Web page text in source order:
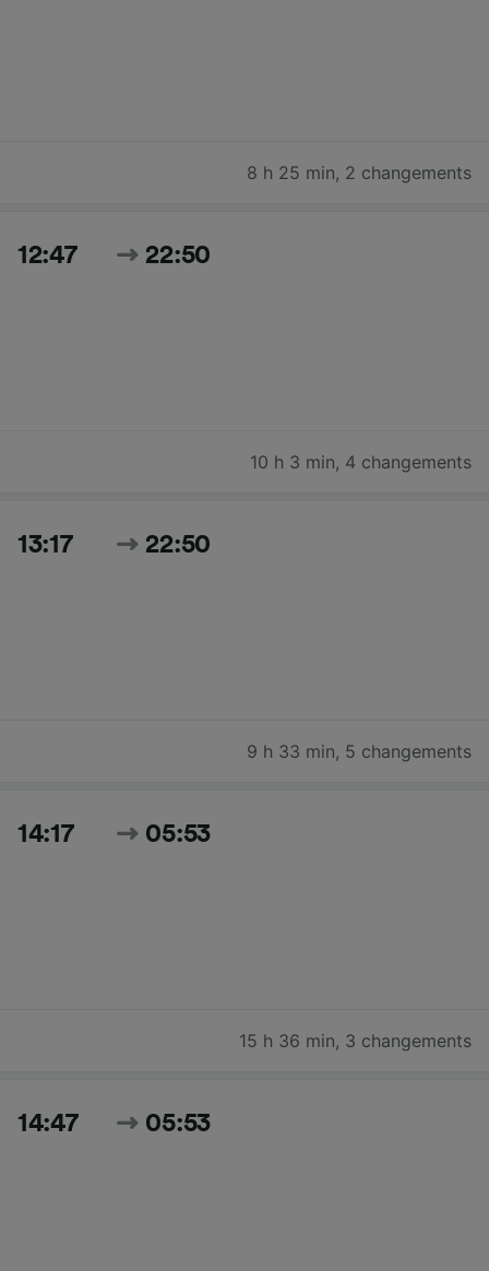
8 h 25 min, 2 changements
12:47 22:50
10 h 3 min, 4 changements
13:17 22:50
9 h 33 min, 5 changements
14:17 05:53
15 h 36 min, 3 changements
14:47 05:53